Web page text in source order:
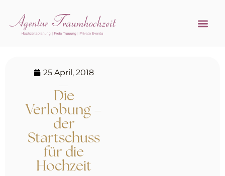
25 April, 2018
Die
Verlobung –
der
Startschuss
für die
Hochzeit